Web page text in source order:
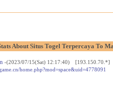
About Situs Togel Terpercaya To
-(2023/07/15(Sat) 12:17:40) [193.150.70.*]
home.php?mod=space&uid=4778091